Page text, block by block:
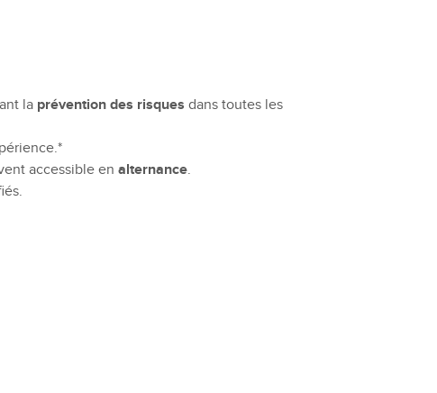
la prévention des risques dans toutes les
accessible enalternance.